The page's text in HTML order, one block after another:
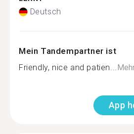
Deutsch
Mein Tandempartner ist
Friendly, nice and patien...
App